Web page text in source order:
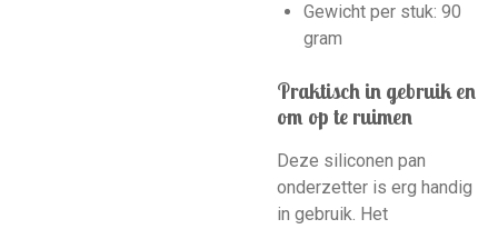
Gewicht per stuk: 90
gram
Praktisch in gebruik en
om op te ruimen
Deze siliconen pan
onderzetter is erg handig
in gebruik. Het